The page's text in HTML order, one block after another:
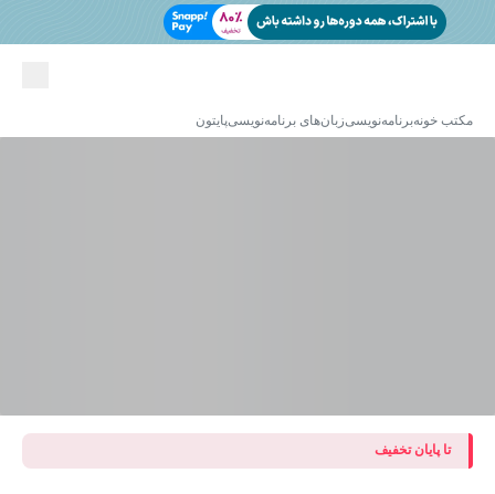
مکتب خونهبرنامه‌نویسیزبان‌های برنامه‌نویسیپایتون
تا پایان تخفیف